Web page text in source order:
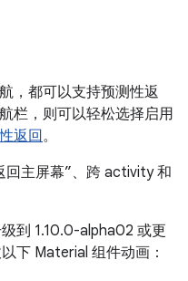
，都可以支持预测性返
栏，则可以轻松选择启用
返回。
回主屏幕”、跨 activity 和
到 1.10.0-alpha02 或更
下 Material 组件动画：